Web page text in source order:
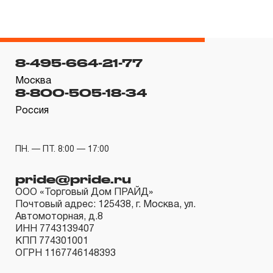
данного инструмента.
3.4.3 На группы шарнирно-губцевого инструмента,
ключей разводных и трубных рычажных, отверток с
разнообразными рабочими профилями, устанавливается
срок гарантийных обязательств в ДВЕНАДЦАТЬ
потеряли свою функциональность вследствие
3.4.4 Пневмомеханический инструмент, включая
элементы пневмоподготовки и покрасочное
оборудование, попадает под действие «ограниченной
гарантии», срок которой определен в ДВЕНАДЦАТЬ
месяцев.
8-495-664-21-77
Москва
8-800-505-18-34
Россия
ПН. — ПТ. 8:00 — 17:00
pride@pride.ru
ООО «Торговый Дом ПРАЙД»
Почтовый адрес: 125438, г. Москва, ул.
Автомоторная, д.8
ИНН 7743139407
КПП 774301001
ОГРН 1167746148393